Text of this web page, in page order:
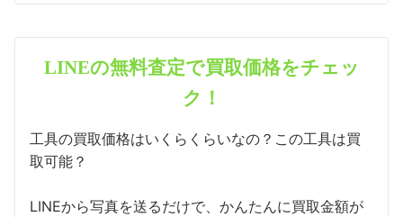
LINEの無料査定で買取価格をチェッ
ク！
工具の買取価格はいくらくらいなの？この工具は買
取可能？
LINEから写真を送るだけで、かんたんに買取金額が